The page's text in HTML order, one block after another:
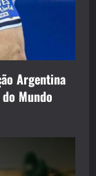
Argentina
Mundo